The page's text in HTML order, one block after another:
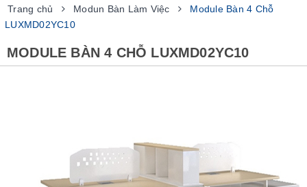
Trang chủ Modun Bàn Làm Việc
Module Bàn 4 Chỗ
LUXMD02YC10
MODULE BÀN 4 CHỖ LUXMD02YC10